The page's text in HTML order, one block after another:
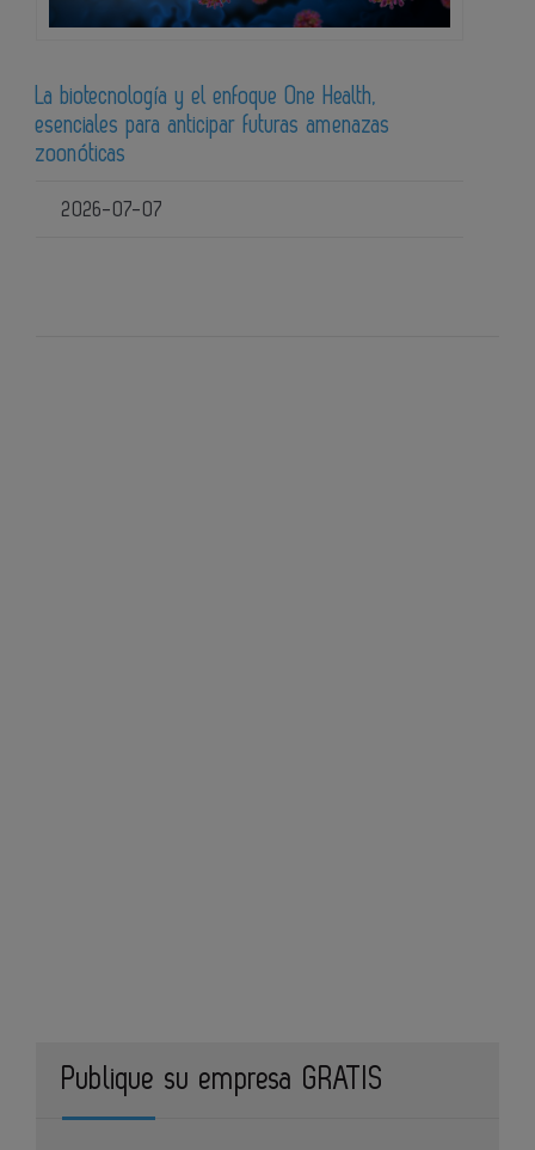
La biotecnología y el enfoque One Health,
esenciales para anticipar futuras amenazas
zoonóticas
2026-07-07
Publique su empresa GRATIS